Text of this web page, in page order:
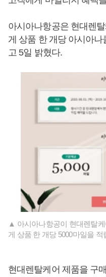
아시아나항공은 현대렌
게 상품 한 개당 아시아
고 5일 밝혔다.
▲ 아시아나항공이 현대렌탈
게 상품 한 개당 5000마일을 적
현대렌탈케어 제품을 구